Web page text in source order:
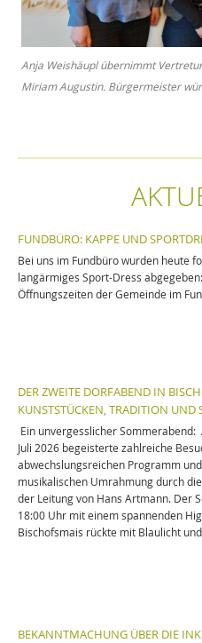
Anja Weishäupl übernimmt
Miriam Augustin. Bürgermeister
FUNDBÜRO: KAPPE UND
Bei uns im Fundbüro wurden heute
langärmiges Sport-Dress
Öffnungszeiten der Gemeinde im
DER ZWEITE DORFABEND IN
KUNSTSTÜCKEN, TRADITION UND
Ein unvergesslicher
Juli 2026 begeisterte zahlreiche
abwechslungsreichen Programm
musikalischen Umrahmung durch
der Leitung von Hans Artmann. Der
18:00 Uhr mit einem spannenden
Bischofsmais rückte mit Blaulicht
BEKANNTMACHUNG ÜBER DIE